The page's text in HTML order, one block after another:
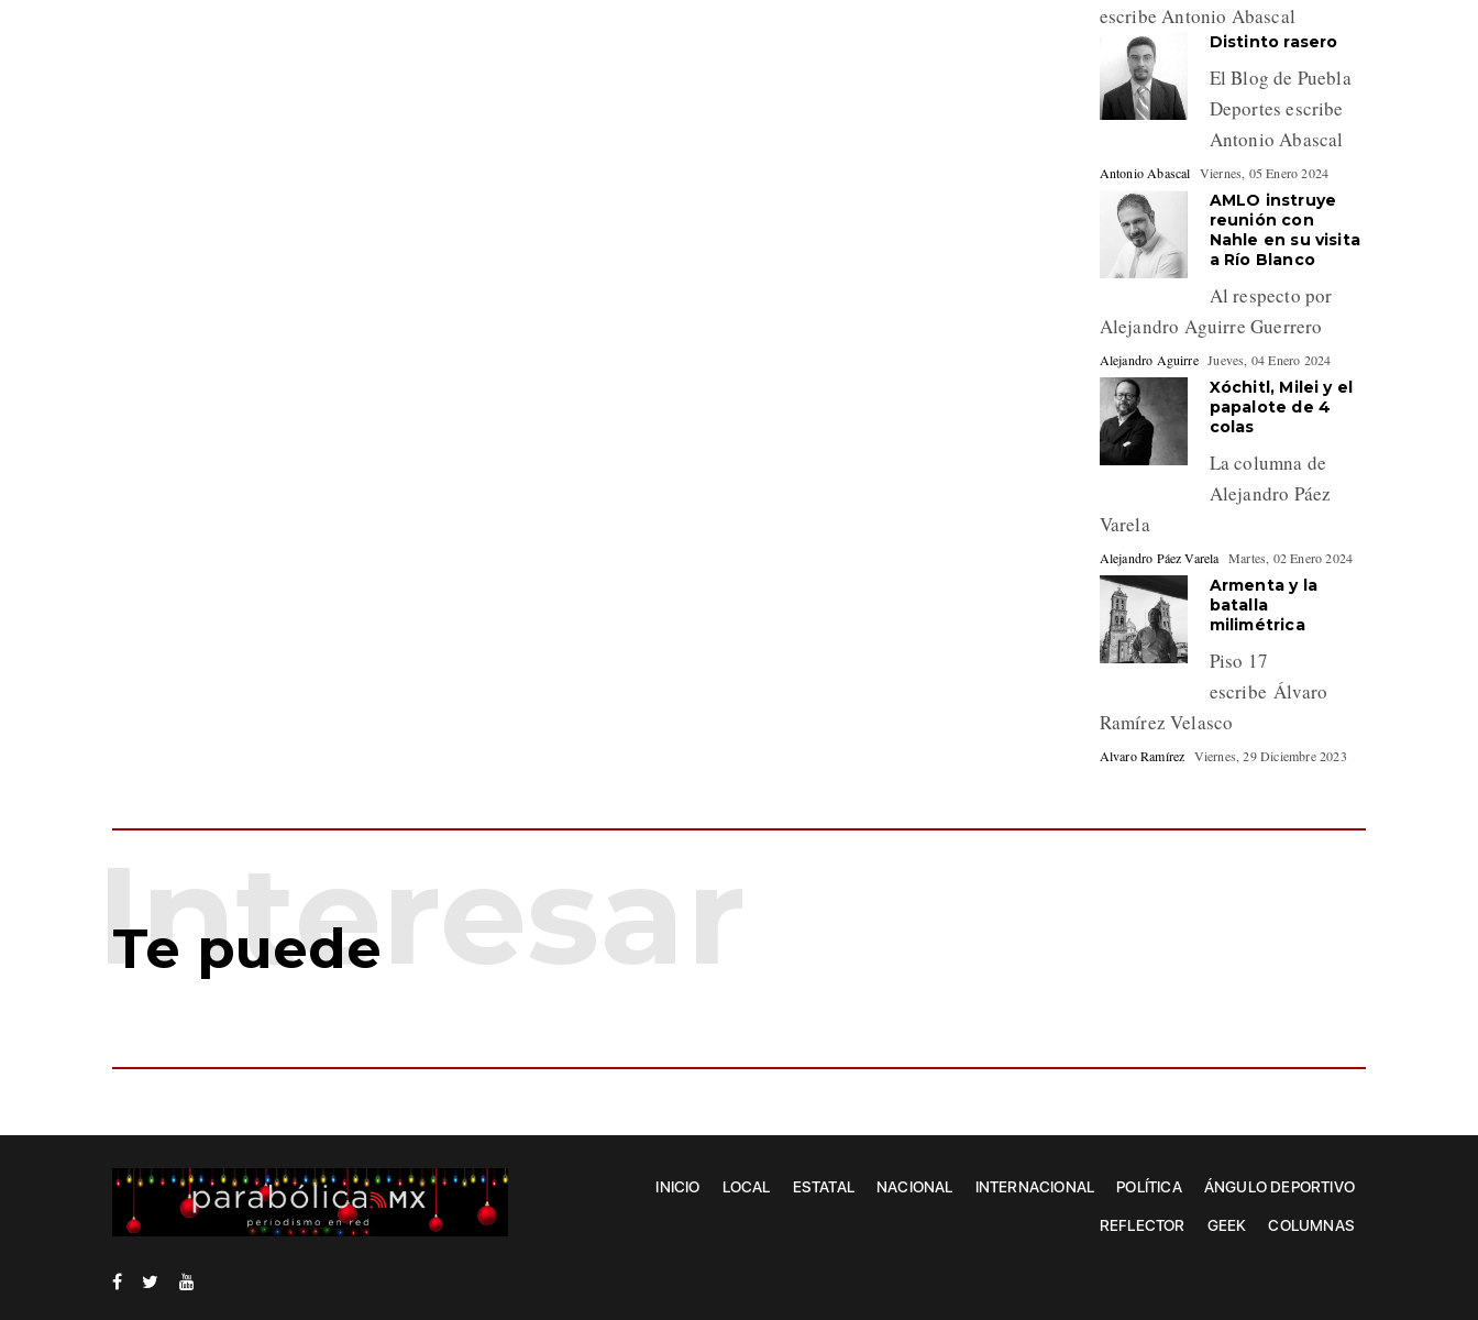
escribe Antonio Abascal
Distinto rasero
El Blog de Puebla
Deportes escribe
Antonio Abascal
Antonio Abascal Viernes, 05 Enero 2024
AMLO instruye
reunión con
Nahle en su visita
a Río Blanco
Al respecto por
Alejandro Aguirre Guerrero
Alejandro Aguirre Jueves, 04 Enero 2024
Xóchitl, Milei y el
papalote de 4
colas
La columna de
Alejandro Páez
Varela
Alejandro Páez Varela Martes, 02 Enero 2024
Armenta y la
batalla
milimétrica
Piso 17
escribe Álvaro
Ramírez Velasco
Alvaro Ramírez Viernes, 29 Diciembre 2023
Te puede
INICIO LOCAL ESTATAL NACIONAL INTERNACIONAL POLÍTICA ÁNGULO DEPORTIVO
REFLECTOR GEEK COLUMNAS